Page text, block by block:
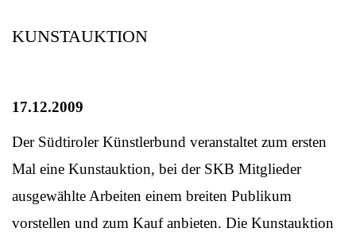
KUNSTAUKTION
17.12.2009
Der Südtiroler Künstlerbund veranstaltet zum ersten
Mal eine Kunstauktion, bei der SKB Mitglieder
ausgewählte Arbeiten einem breiten Publikum
vorstellen und zum Kauf anbieten. Die Kunstauktion